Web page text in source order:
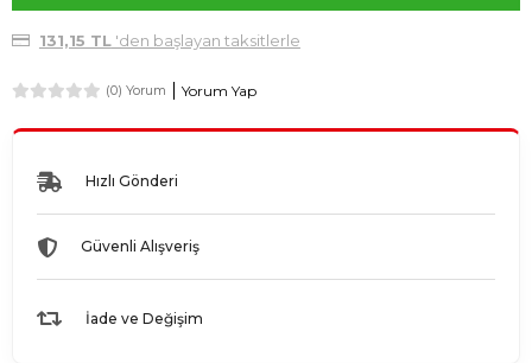
131,15 TL'den başlayan taksitlerle
(0) Yorum Yorum Yap
Hızlı Gönderi
Güvenli Alışveriş
İade ve Değişim